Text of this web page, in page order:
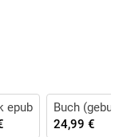
epub
Buch
24,99 €